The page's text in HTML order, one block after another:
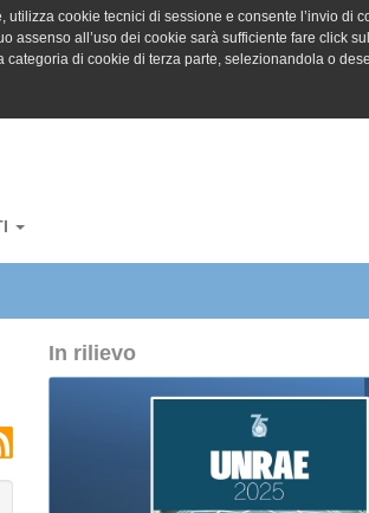
cookie tecnici di sessione e consente l’invio di
assenso all’uso dei cookie sarà sufficiente fare click
di cookie di terza parte, selezionandola o
In rilievo